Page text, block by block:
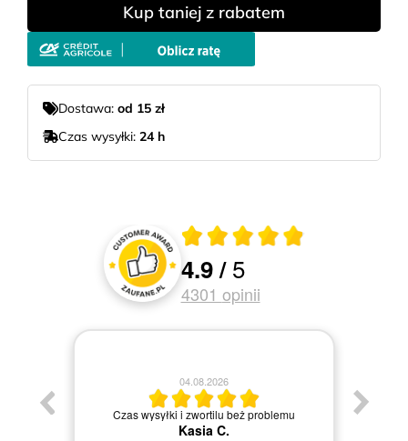
Kup taniej z rabatem
Dostawa: od 15 zł
Czas wysyłki: 24 h
Oceny i recenzje klientów
Średnia ocena 4.9 z 5
4.9/5
4301 opinii
04.08.2026
Czas wysyłki i zwortilu beż problemu
Kasia C.